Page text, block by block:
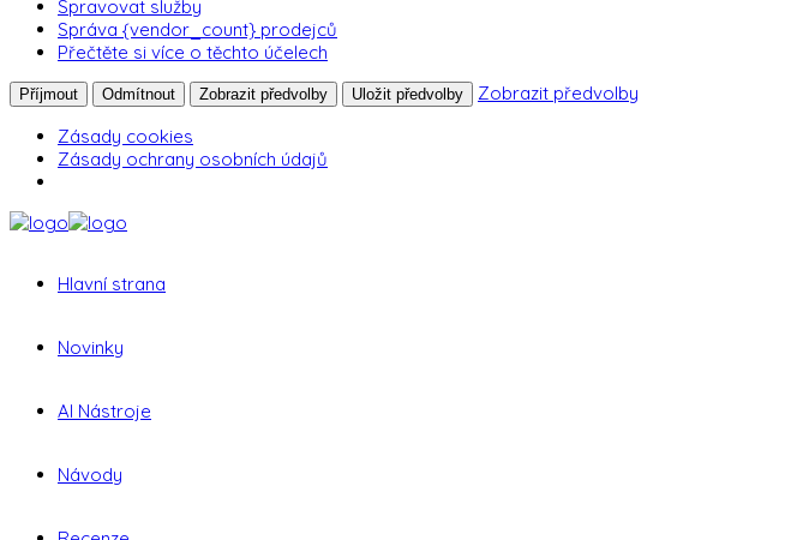
Spravovat služby
Správa {vendor_count} prodejců
Přečtěte si více o těchto účelech
Příjmout Odmítnout Zobrazit předvolby Uložit předvolby
Zobrazit předvolby
Zásady cookies
Zásady ochrany osobních údajů
Hlavní strana
Novinky
AI Nástroje
Návody